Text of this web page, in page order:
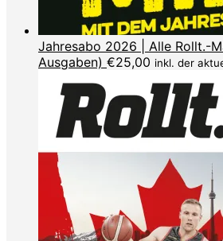
Jahresabo 2026 | Alle Rollt.-
Ausgaben) €25,00 inkl. der